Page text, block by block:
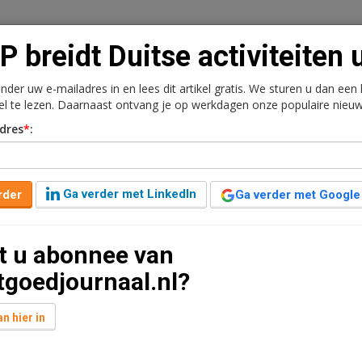
Vacaturebank
Kantoren Retail Logistiek Juridisch | Fiscaal
uit
geleden aangepast 1 minuut leestijd
niet bent ingelogd. Log in of word abonnee
breidt Duitse activiteiten
uw e-mailadres in en lees dit artikel gratis. We sturen u dan een
te lezen. Daarnaast ontvang je op werkdagen onze populaire
*:
Ga verder met LinkedIn Ga verder met Google
u abonnee van
hier in